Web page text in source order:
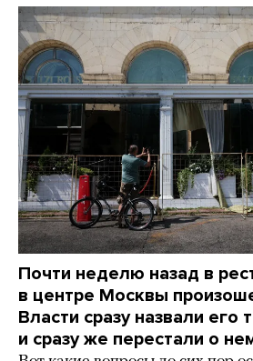
Почти неделю назад в
в центре Москвы
Власти сразу назвали его
и сразу же перестали о